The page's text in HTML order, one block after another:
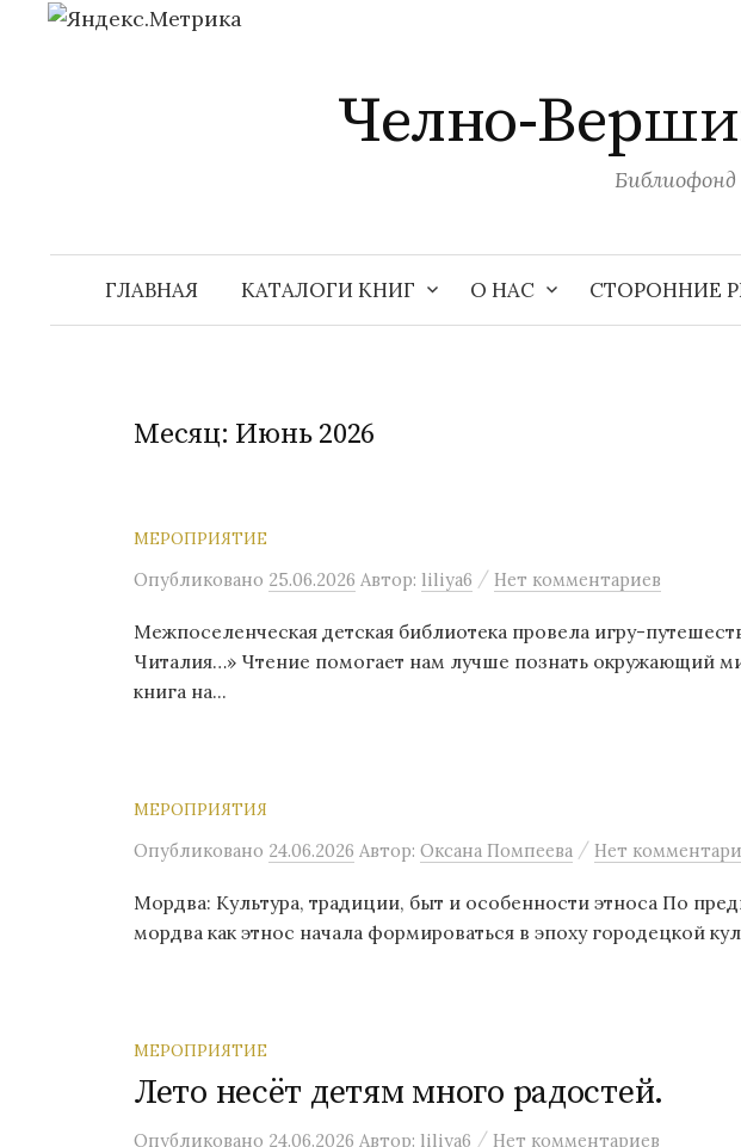
Челно-
ГЛАВНАЯ КАТАЛОГИ КНИГ О НАС СТОРОННИЕ
Месяц: Июнь 2026
МЕРОПРИЯТИЕ
Опубликовано 25.06.2026 Автор: liliya6 / Нет комментариев
Межпоселенческая детская библиотека провела игру-
Читалия…» Чтение помогает нам лучше познать окружающий
книга на...
МЕРОПРИЯТИЯ
Опубликовано 24.06.2026 Автор: Оксана Помпеева / Нет
Мордва: Культура, традиции, быт и особенности этноса По
мордва как этнос начала формироваться в эпоху городецкой
МЕРОПРИЯТИЕ
Лето несёт детям много радостей.
Опубликовано 24.06.2026 Автор: liliya6 / Нет комментариев